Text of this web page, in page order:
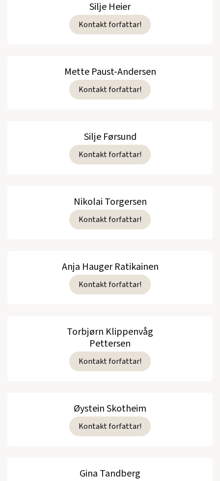
Silje Heier
Kontakt forfattar!
Mette Paust-Andersen
Kontakt forfattar!
Silje Førsund
Kontakt forfattar!
Nikolai Torgersen
Kontakt forfattar!
Anja Hauger Ratikainen
Kontakt forfattar!
Torbjørn Klippenvåg
Pettersen
Kontakt forfattar!
Øystein Skotheim
Kontakt forfattar!
Gina Tandberg